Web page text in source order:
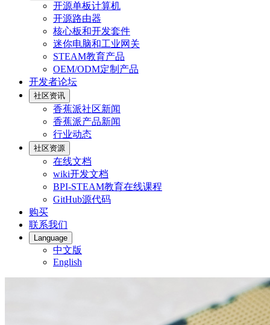
开源单板计算机
开源路由器
核心板和开发套件
迷你电脑和工业网关
STEAM教育产品
OEM/ODM定制产品
开发者论坛
社区资讯
香蕉派社区新闻
香蕉派产品新闻
行业动态
社区资源
在线文档
wiki开发文档
BPI-STEAM教育在线课程
GitHub源代码
购买
联系我们
Language
中文版
English